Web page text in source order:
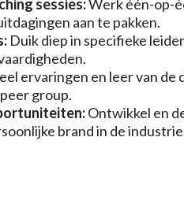
sessies:Werk één-op-
aan te pakken.
Duik diep in specifieke
ervaringen en leer van de
group.
Ontwikkel en
brand in de